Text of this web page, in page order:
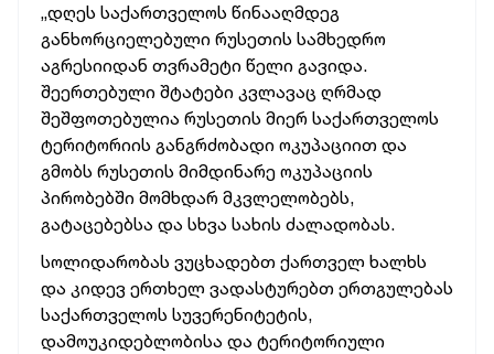
„დღეს საქართველოს წინააღმდეგ
განხორციელებული რუსეთის სამხედრო
აგრესიიდან თვრამეტი წელი გავიდა.
შეერთებული შტატები კვლავაც ღრმად
შეშფოთებულია რუსეთის მიერ საქართველოს
ტერიტორიის განგრძობადი ოკუპაციით და
გმობს რუსეთის მიმდინარე ოკუპაციის
პირობებში მომხდარ მკვლელობებს,
გატაცებებსა და სხვა სახის ძალადობას.
სოლიდარობას ვუცხადებთ ქართველ ხალხს
და კიდევ ერთხელ ვადასტურებთ ერთგულებას
საქართველოს სუვერენიტეტის,
დამოუკიდებლობისა და ტერიტორიული